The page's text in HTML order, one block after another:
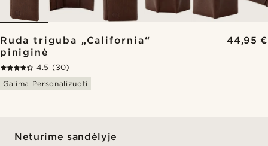
Ruda triguba „California“
piniginė
44,95 €
4.5 (30)
Galima Personalizuoti
Neturime sandėlyje